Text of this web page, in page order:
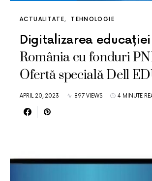
ACTUALITATE TEHNOLOGIE
Digitalizarea
România cu fonduri
Ofertă specială Dell
APRIL 20, 2023 897 VIEWS 4 MINUTE